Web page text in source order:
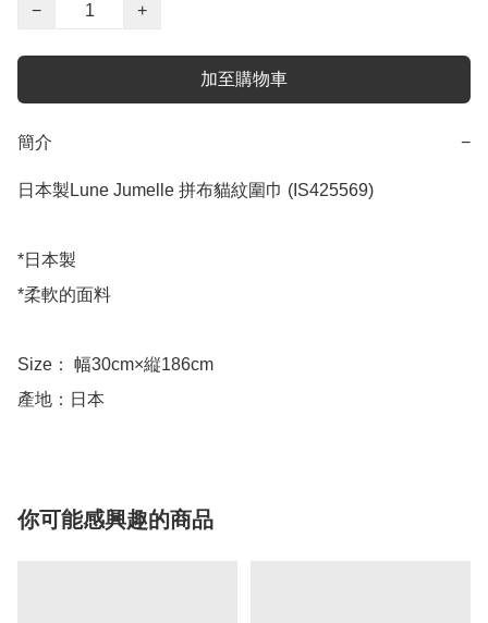
−
+
加至購物車
簡介 −
日本製Lune Jumelle 拼布貓紋圍巾 (IS425569)
*日本製
*柔軟的面料
Size： 幅30cm×縦186cm
產地：日本
你可能感興趣的商品